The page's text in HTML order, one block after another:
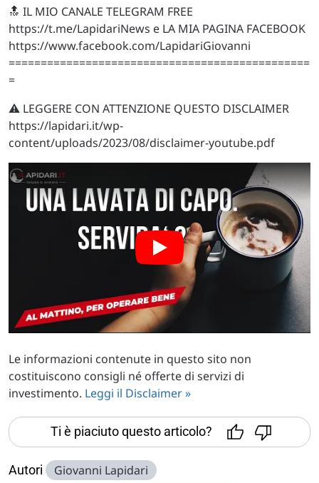
🔝 IL MIO CANALE TELEGRAM FREE
https://t.me/LapidariNews e LA MIA PAGINA FACEBOOK
https://www.facebook.com/LapidariGiovanni
===============================================
=
⚠️ LEGGERE CON ATTENZIONE QUESTO DISCLAIMER
https://lapidari.it/wp-
content/uploads/2023/08/disclaimer-youtube.pdf
Le informazioni contenute in questo sito non
costituiscono consigli né offerte di servizi di
investimento. Leggi il Disclaimer »
Ti è piaciuto questo articolo?
Autori Giovanni Lapidari